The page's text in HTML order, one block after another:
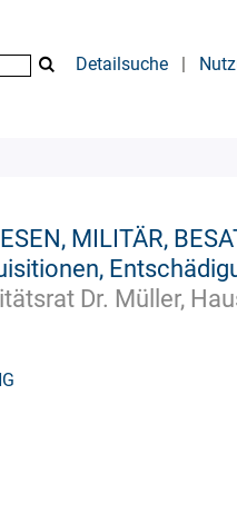
Detailsuche |
MILITÄR,
Dr. Müller,